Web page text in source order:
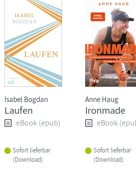
Isabel Bogdan
Laufen
eBook (epub)
Sofort lieferbar
(Download)
Anne Haug
Ironmade
eBook
Sofort lieferbar
(Download)